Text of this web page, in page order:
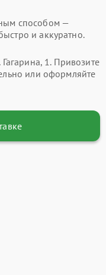
способом —
и аккуратно.
1. Привозите
или оформляйте